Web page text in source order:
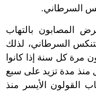
السرطاني.
المصابون بالتهاب
السرطاني، لذلك
مرة كل سنة إذا كانوا
منذ مدة تزيد على سبع
القولون الأيسر منذ